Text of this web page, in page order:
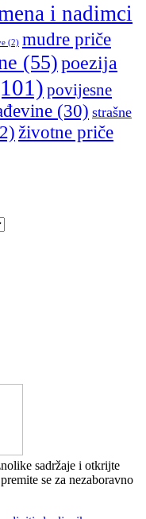
i nadimci
(2) mudre priče
(55)poezija
povijesne
(30) strašne
životne priče
sadržaje i otkrijte
se za nezaboravno